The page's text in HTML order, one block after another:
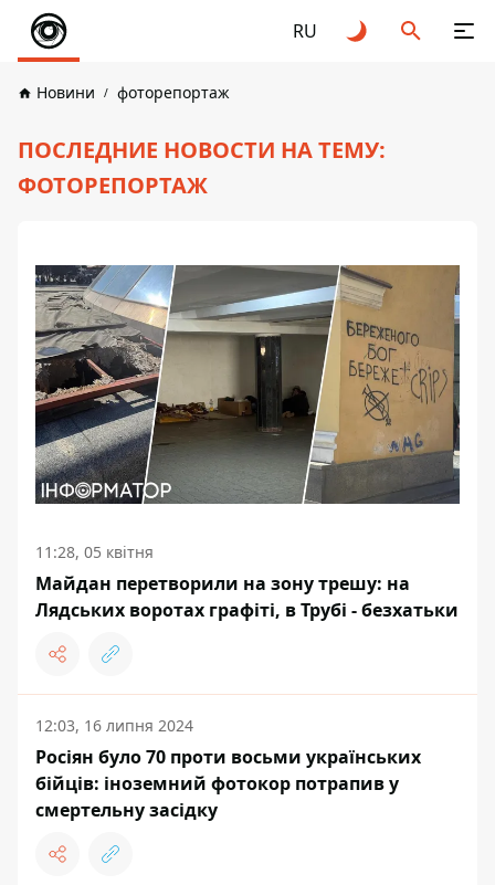
RU
Новини фоторепортаж
ПОСЛЕДНИЕ НОВОСТИ НА ТЕМУ:
ФОТОРЕПОРТАЖ
11:28, 05 квітня
Майдан перетворили на зону трешу: на
Лядських воротах графіті, в Трубі - безхатьки
12:03, 16 липня 2024
Росіян було 70 проти восьми українських
бійців: іноземний фотокор потрапив у
смертельну засідку